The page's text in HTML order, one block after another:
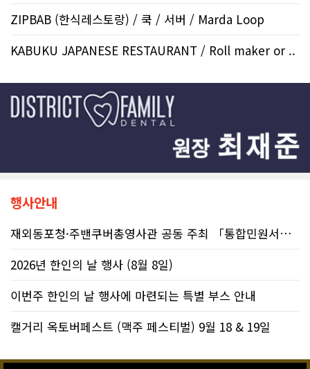
ZIPBAB (한식레스토랑) / 쿡 / 서버 / Marda Loop
KABUKU JAPANESE RESTAURANT / Roll maker or ..
행사안내
재외동포청·주밴쿠버총영사관 공동 주최 「통합민원서비스 온라인 화상상담회..
2026년 한인의 날 행사 (8월 8일)
이번주 한인의 날 행사에 마련되는 특별 부스 안내
캘거리 옥토버페스트 (맥주 페스티벌) 9월 18 & 19일